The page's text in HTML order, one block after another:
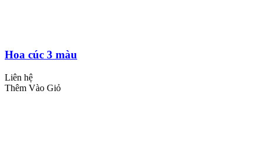
Hoa cúc 3 màu
Liên hệ
Thêm Vào Giỏ